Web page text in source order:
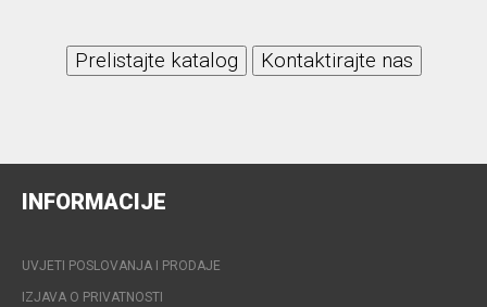
Prelistajte katalog Kontaktirajte nas
INFORMACIJE
UVJETI POSLOVANJA I PRODAJE
IZJAVA O PRIVATNOSTI